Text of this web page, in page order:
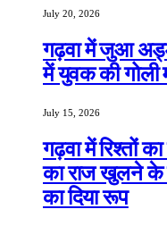
July 20, 2026
गढ़वा में जुआ
में युवक की गोली
July 15, 2026
गढ़वा में रिश्तों
का राज खुलने के
का दिया रूप